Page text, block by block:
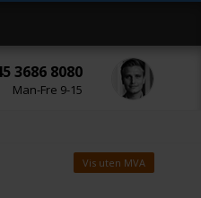
3686 8080
Man-Fre 9-15
Vis uten MVA